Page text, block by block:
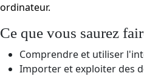
ordinateur.
Ce que vous saurez
Comprendre et utiliser
Importer et exploiter des